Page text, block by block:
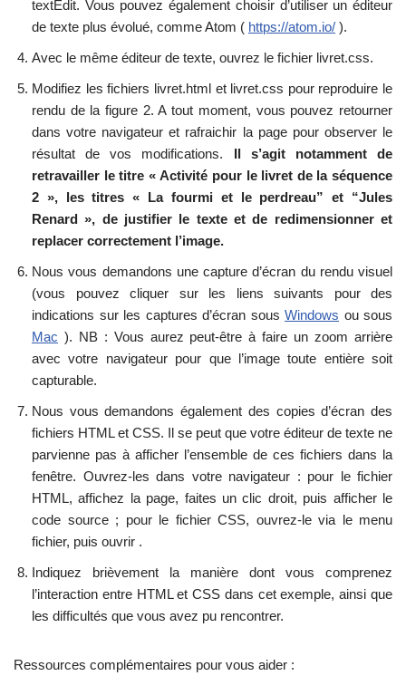
textEdit. Vous pouvez également choisir d’utiliser un éditeur
de texte plus évolué, comme Atom ( https://atom.io/ ).
Avec le même éditeur de texte, ouvrez le fichier livret.css.
Modifiez les fichiers livret.html et livret.css pour reproduire le
rendu de la figure 2. A tout moment, vous pouvez retourner
dans votre navigateur et rafraichir la page pour observer le
résultat de vos modifications. Il s’agit notamment de
retravailler le titre « Activité pour le livret de la séquence
2 », les titres « La fourmi et le perdreau” et “Jules
Renard », de justifier le texte et de redimensionner et
replacer correctement l’image.
Nous vous demandons une capture d’écran du rendu visuel
(vous pouvez cliquer sur les liens suivants pour des
indications sur les captures d’écran sous Windows ou sous
Mac ). NB : Vous aurez peut-être à faire un zoom arrière
avec votre navigateur pour que l’image toute entière soit
capturable.
Nous vous demandons également des copies d’écran des
fichiers HTML et CSS. Il se peut que votre éditeur de texte ne
parvienne pas à afficher l’ensemble de ces fichiers dans la
fenêtre. Ouvrez-les dans votre navigateur : pour le fichier
HTML, affichez la page, faites un clic droit, puis afficher le
code source ; pour le fichier CSS, ouvrez-le via le menu
fichier, puis ouvrir .
Indiquez brièvement la manière dont vous comprenez
l’interaction entre HTML et CSS dans cet exemple, ainsi que
les difficultés que vous avez pu rencontrer.
Ressources complémentaires pour vous aider :